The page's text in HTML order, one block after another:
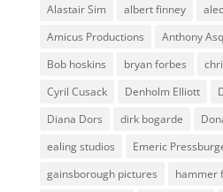
Alastair Sim albert finney
Amicus Productions
Anthony
Bob hoskins
bryan forbes
Cyril Cusack
Denholm Elliott
Diana Dors
dirk bogarde
ealing studios
Emeric
gainsborough pictures
hammer